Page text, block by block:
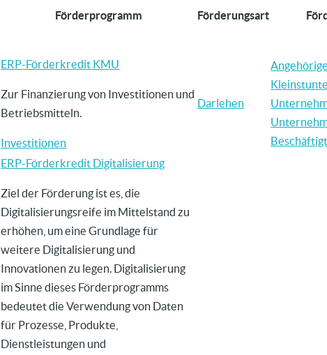
Förderprogramm Förderungsart
ERP-Förderkredit KMU
Zur Finanzierung von Investitionen und
Betriebsmitteln.
Investitionen
Darlehen
ERP-Förderkredit Digitalisierung
Ziel der Förderung ist es, die
Digitalisierungsreife im Mittelstand zu
erhöhen, um eine Grundlage für
weitere Digitalisierung und
Innovationen zu legen. Digitalisierung
im Sinne dieses Förderprogramms
bedeutet die Verwendung von Daten
für Prozesse, Produkte,
Dienstleistungen und